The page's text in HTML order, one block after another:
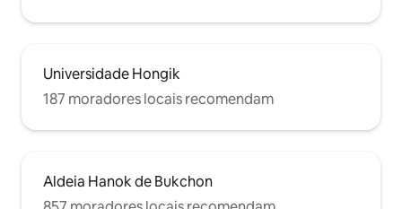
Universidade Hongik
187 moradores locais recomendam
Aldeia Hanok de Bukchon